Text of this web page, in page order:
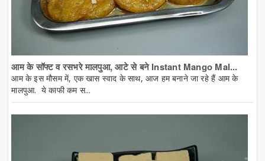
आम के सॉफ्ट व रसभरे मालपुआ, आटे से बने Instant Mango Mal...
आम के इस मौसम में, एक खास स्वाद के साथ, आज हम बनाने जा रहे हैं आम के
मालपुआ. ये काफी कम स...